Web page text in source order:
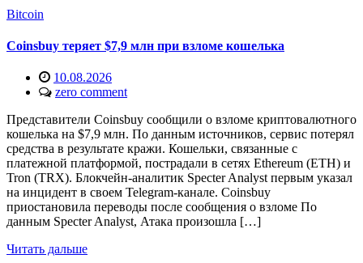
Bitcoin
Coinsbuy теряет $7,9 млн при взломе кошелька
10.08.2026
zero comment
Представители Coinsbuy сообщили о взломе криптовалютного
кошелька на $7,9 млн. По данным источников, сервис потерял
средства в результате кражи. Кошельки, связанные с
платежной платформой, пострадали в сетях Ethereum (ETH) и
Tron (TRX). Блокчейн-аналитик Specter Analyst первым указал
на инцидент в своем Telegram-канале. Coinsbuy
приостановила переводы после сообщения о взломе По
данным Specter Analyst, Атака произошла […]
Читать дальше